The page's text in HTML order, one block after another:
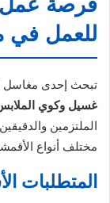
فرصة
للعمل في
تبحث إحدى مغاسل
غسيل وكوي
الملتزمين
مختلف أنواع
المتطلبات